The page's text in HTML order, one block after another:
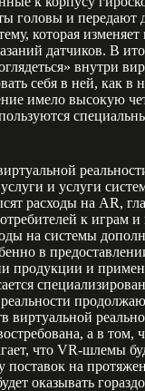
головы и передают
которая
датчиков. В
внутри
себя в ней, как
имело высокую
и услуги
расходы на AR,
к играм
на системы
в
продукции и
виртуальной
а в том,
что VR-шлемы
поставок на
оказывать